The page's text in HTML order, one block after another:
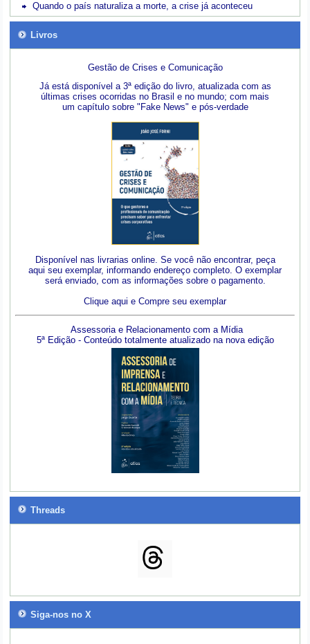
Quando o país naturaliza a morte, a crise já aconteceu
Livros
Gestão de Crises e Comunicação
Já está disponível a 3ª edição do livro, atualizada com as
últimas crises ocorridas no Brasil e no mundo; com mais
um capítulo sobre "Fake News" e pós-verdade
Disponível nas livrarias online. Se você não encontrar, peça
aqui seu exemplar, informando endereço completo. O exemplar
será enviado, com as informações sobre o pagamento.
Clique aqui e Compre seu exemplar
Assessoria e Relacionamento com a Mídia
5ª Edição - Conteúdo totalmente atualizado na nova edição
Threads
Siga-nos no X